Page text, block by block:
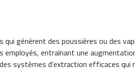
génèrent des poussières ou des
entraînant une
systèmes d'extraction efficaces